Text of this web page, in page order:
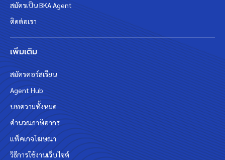
สมัครเป็น BKA Agent
ติดต่อเรา
เพิ่มเติม
สมัครคอร์สเรียน
Agent Hub
บทความทั้งหมด
คำนวณภาษีอากร
แพ็คเกจโฆษณา
วิธีการใช้งานเว็บไซต์